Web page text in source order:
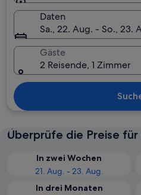
Daten
Sa., 22. Aug. - So., 23.
Gäste
2 Reisende, 1 Zimmer
Überprüfe die Preise
In zwei Wochen
21. Aug. - 23. Aug.
In drei Monaten